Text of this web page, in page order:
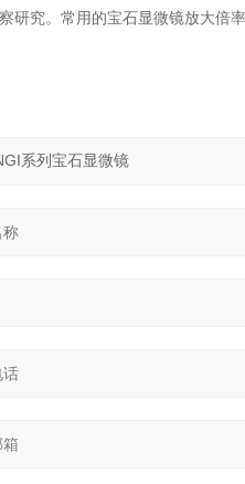
研究。常用的宝石显微镜放大倍